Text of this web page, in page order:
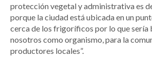
protección vegetal y administrativa es
porque la ciudad está ubicada en un
cerca de los frigoríficos por lo que sería
nosotros como organismo, para la
productores locales”.